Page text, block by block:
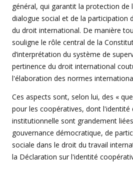
général, qui garantit la protection de
dialogue social et de la participation
du droit international. De manière
souligne le rôle central de la
d’interprétation du système de
pertinence du droit international
l'élaboration des normes
Ces aspects sont, selon lui, des «
pour les coopératives, dont l'identité
institutionnelle sont grandement
gouvernance démocratique, de
sociale dans le droit du travail
la Déclaration sur l'identité